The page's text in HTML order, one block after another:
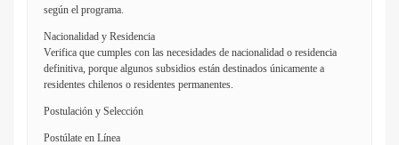
según el programa.
Nacionalidad y Residencia
Verifica que cumples con las necesidades de nacionalidad o residencia
definitiva, porque algunos subsidios están destinados únicamente a
residentes chilenos o residentes permanentes.
Postulación y Selección
Postúlate en Línea